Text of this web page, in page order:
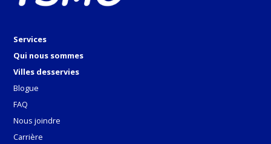
Services
Qui nous sommes
Villes desservies
Blogue
FAQ
Nous joindre
Carrière